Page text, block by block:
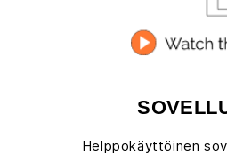
Helppokäyttöinen